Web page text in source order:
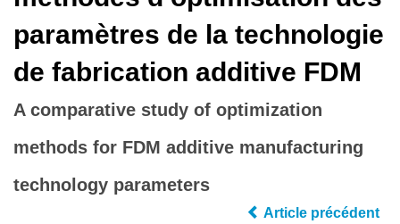
paramètres de la technologie
de fabrication additive FDM
A comparative study of optimization
methods for FDM additive manufacturing
technology parameters
Article précédent